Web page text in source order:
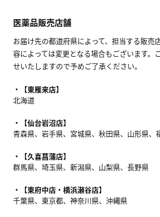
医薬品販売店舗
お届け先の都道府県によって、担当する販売
容によっては変更となる場合もございます。
せいたしますので予めご了承ください。
【東雁来店】
北海道
【仙台岩沼店】
青森県、岩手県、宮城県、秋田県、山形県、
【久喜菖蒲店】
群馬県、埼玉県、新潟県、山梨県、長野県
【東府中店・横浜瀬谷店】
千葉県、東京都、神奈川県、沖縄県